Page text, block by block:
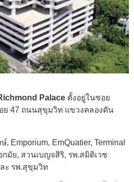
Palace ตั้งอยู่ในซอย
ย 47 ถนนสุขุมวิท แขวงคลองตัน
Emporium, EmQuatier, Terminal
กมัย, สวนเบญจสิริ, รพ.สมิติเวช
ะ รพ.สุขุมวิท